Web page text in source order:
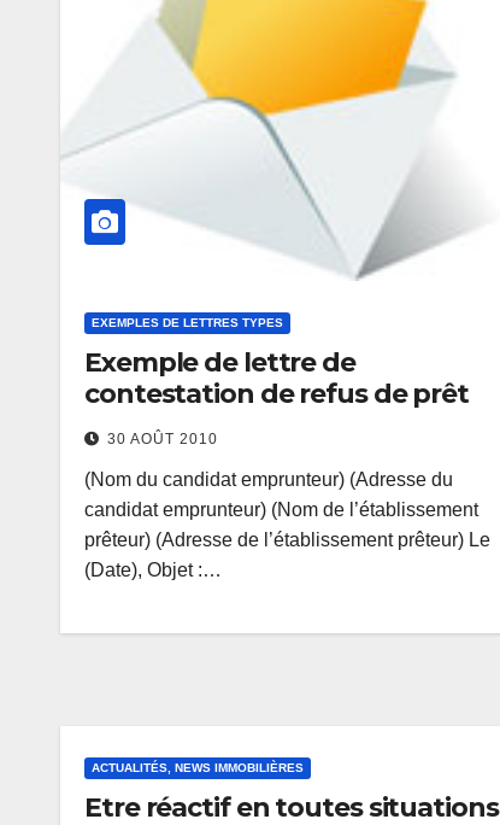
EXEMPLES DE LETTRES TYPES
Exemple de lettre de
contestation de refus de prêt
30 AOÛT 2010
(Nom du candidat emprunteur) (Adresse du
candidat emprunteur) (Nom de l’établissement
prêteur) (Adresse de l’établissement prêteur) Le
(Date), Objet :…
ACTUALITÉS, NEWS IMMOBILIÈRES
Etre réactif en toutes situations